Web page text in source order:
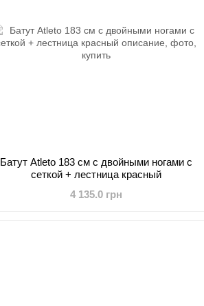
Батут Atleto 183 см с двойными ногами с
сеткой + лестница красный
4 135.0 грн